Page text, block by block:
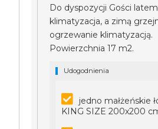
Do dyspozycji Gości
klimatyzacja, a zimą
ogrzewanie klimatyzacją.
Powierzchnia 17 m2.
Udogodnienia
jedno małżeńskie
KING SIZE 200x200